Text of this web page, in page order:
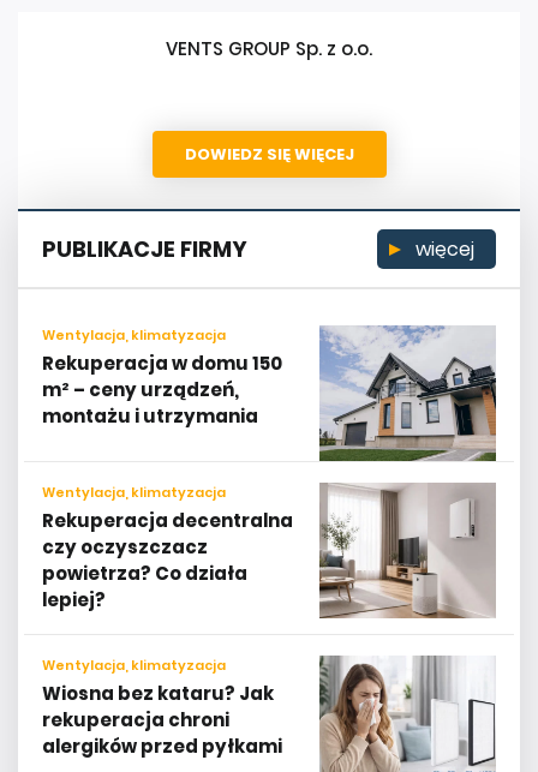
VENTS GROUP Sp. z o.o.
DOWIEDZ SIĘ WIĘCEJ
PUBLIKACJE FIRMY więcej
Wentylacja, klimatyzacja
Rekuperacja w domu 150
m² – ceny urządzeń,
montażu i utrzymania
Wentylacja, klimatyzacja
Rekuperacja decentralna
czy oczyszczacz
powietrza? Co działa
lepiej?
Wentylacja, klimatyzacja
Wiosna bez kataru? Jak
rekuperacja chroni
alergików przed pyłkami